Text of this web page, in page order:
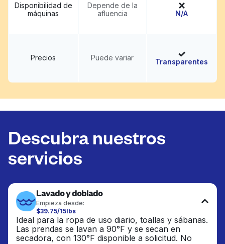
Disponibilidad de
máquinas
Depende de la
afluencia
N/A
Precios Puede variar Transparentes
Descubra nuestros
servicios
Lavado y doblado
Empieza desde:
$39.75/15lbs
Ideal para la ropa de uso diario, toallas y sábanas.
Las prendas se lavan a 90°F y se secan en
secadora, con 130°F disponible a solicitud. No